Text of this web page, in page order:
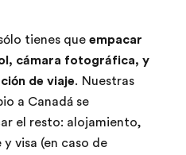
tienes que empacar
cámara fotográfica, y
de viaje. Nuestras
a Canadá se
el resto: alojamiento,
visa (en caso de